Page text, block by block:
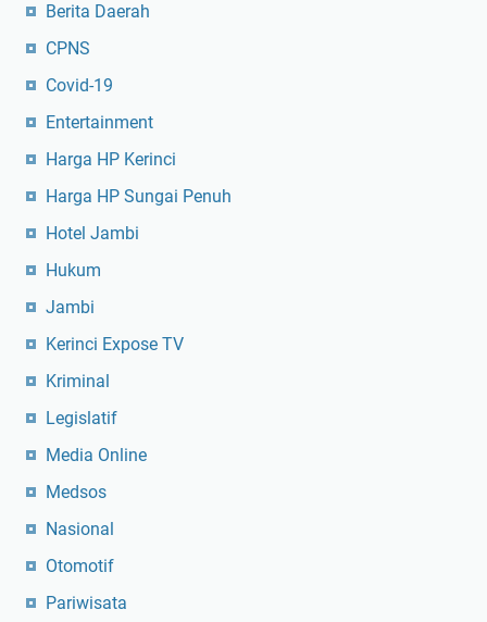
Berita Daerah
CPNS
Covid-19
Entertainment
Harga HP Kerinci
Harga HP Sungai Penuh
Hotel Jambi
Hukum
Jambi
Kerinci Expose TV
Kriminal
Legislatif
Media Online
Medsos
Nasional
Otomotif
Pariwisata